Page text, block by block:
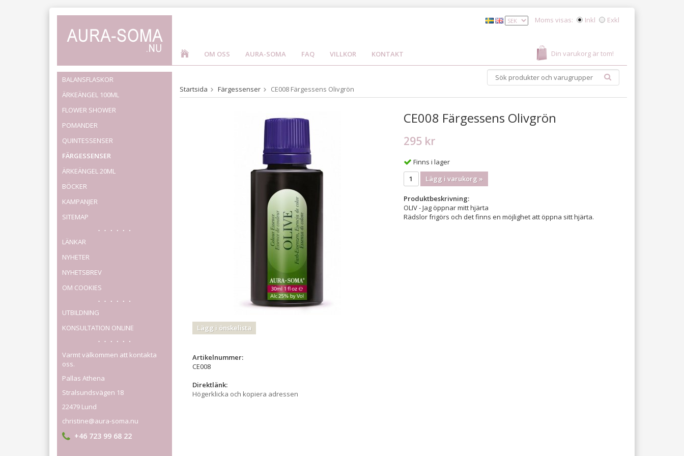
OM OSS AURA-SOMA FAQ VILLKOR KONTAKT Din varukorg är tom!
Moms visas: Inkl Exkl
BALANSFLASKOR
ÄRKEÄNGEL 100ML
FLOWER SHOWER
POMANDER
QUINTESSENSER
FÄRGESSENSER
ÄRKEÄNGEL 20ML
BÖCKER
KAMPANJER
SITEMAP
LÄNKAR
NYHETER
NYHETSBREV
OM COOKIES
UTBILDNING
KONSULTATION ONLINE
Varmt välkommen att kontakta
oss.
Pallas Athena
Stralsundsvägen 18
22479 Lund
christine@aura-soma.nu
+46 723 99 68 22
Startsida Färgessenser CE008 Färgessens Olivgrön
CE008 Färgessens Olivgrön
295 kr
Finns i lager
Lägg i varukorg »
Produktbeskrivning:
OLIV - Jag öppnar mitt hjärta
Rädslor frigörs och det finns en möjlighet att öppna sitt hjärta.
Lägg i önskelista
Artikelnummer:
CE008
Direktlänk:
Högerklicka och kopiera adressen